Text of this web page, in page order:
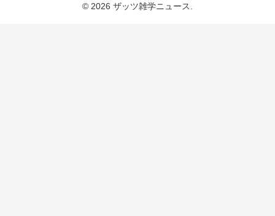
© 2026 ザッツ雑学ニュース.